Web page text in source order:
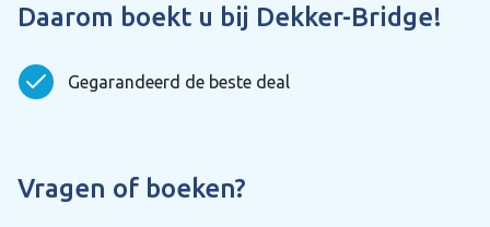
Daarom boekt u bij Dekker-Bridge!
Gegarandeerd de beste deal
Vragen of boeken?